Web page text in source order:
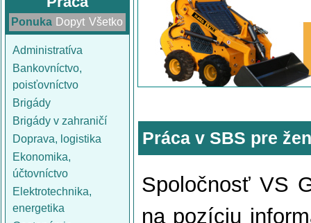
Ponuka Dopyt Všetko
Administratíva
Bankovníctvo,
poisťovníctvo
Brigády
Brigády v zahraničí
Doprava, logistika
Ekonomika,
účtovníctvo
Elektrotechnika,
energetika
Práca v SBS pre
Spoločnosť VS
na pozíciu